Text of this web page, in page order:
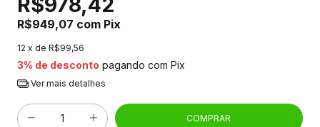
R$949,07 com Pix
12 x de R$99,56
3% de desconto pagando com Pix
Ver mais detalhes